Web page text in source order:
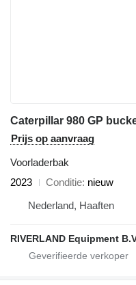
Caterpillar 980 GP
Prijs op aanvraag
Voorladerbak
2023
Conditie nieuw
Nederland, Haaften
RIVERLAND Equipment